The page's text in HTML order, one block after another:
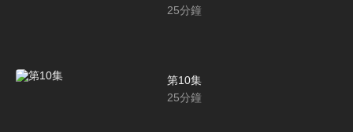
25分鐘
第10集
25分鐘